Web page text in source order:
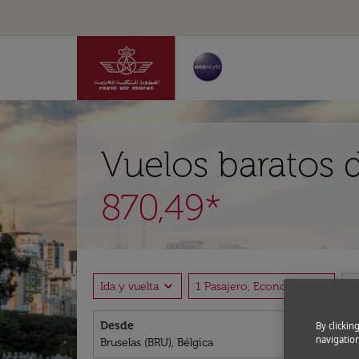
Vuelos baratos
870,49*
Ida y vuelta expand_more 1 Pasajero, Economica
Desde A
By